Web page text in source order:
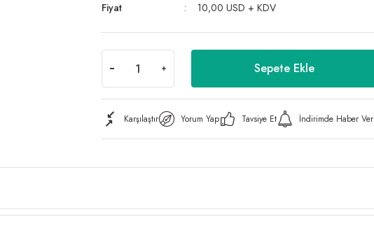
Fiyat
10,00 USD + KDV
Sepete Ekle
Karşılaştır Yorum Yap Tavsiye Et İndirimde Haber Ver